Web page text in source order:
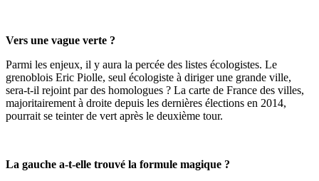
Vers une vague verte ?
Parmi les enjeux, il y aura la percée des listes écologistes. Le
grenoblois Eric Piolle, seul écologiste à diriger une grande ville,
sera-t-il rejoint par des homologues ? La carte de France des villes,
majoritairement à droite depuis les dernières élections en 2014,
pourrait se teinter de vert après le deuxième tour.
La gauche a-t-elle trouvé la formule magique ?